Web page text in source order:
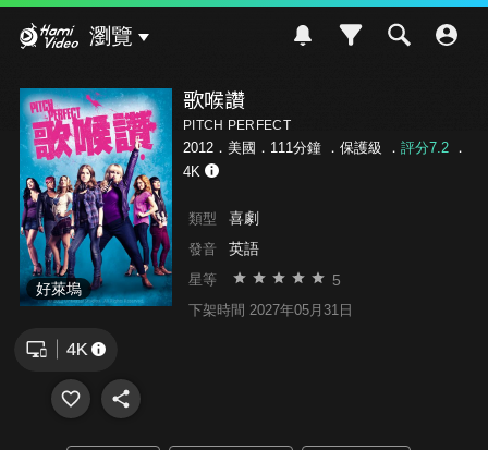
瀏覽
好萊塢
歌喉讚
PITCH PERFECT
2012．美國．111分鐘 ． 保護級 ． 評分7.2．
4K
類型 喜劇
發音 英語
星等 5
下架時間 2027年05月31日